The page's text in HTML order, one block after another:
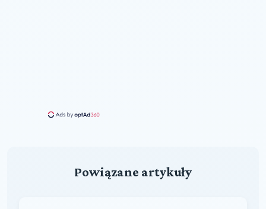
Powiązane artykuły